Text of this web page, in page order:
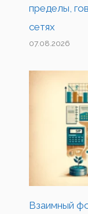
пределы,
сетях
07.08.2026
Взаимный